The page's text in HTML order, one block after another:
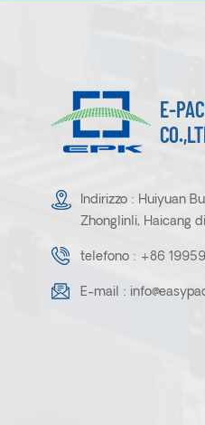
E-
Indirizzo : Huiyuan
Zhonglinli, Haicang
telefono : +86
E-mail :